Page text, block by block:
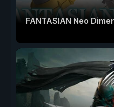
FANTASIAN Neo